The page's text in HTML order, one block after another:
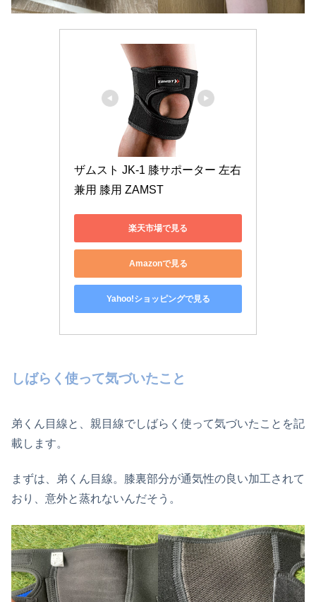
ザムスト JK-1 膝サポーター 左右
兼用 膝用 ZAMST
楽天市場で見る
Amazonで見る
Yahoo!ショッピングで見る
しばらく使って気づいたこと
弟くん目線と、親目線でしばらく使って気づいたことを記
載します。
まずは、弟くん目線。膝裏部分が通気性の良い加工されて
おり、意外と蒸れないんだそう。